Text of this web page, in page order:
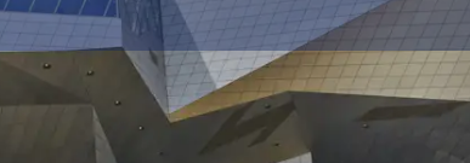
Musée des Confluences